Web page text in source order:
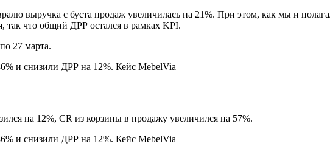
выручка с буста продаж увеличилась на 21%. При этом, как мы и
так что общий ДРР остался в рамках KPI.
27 марта.
на 12%, CR из корзины в продажу увеличился на 57%.